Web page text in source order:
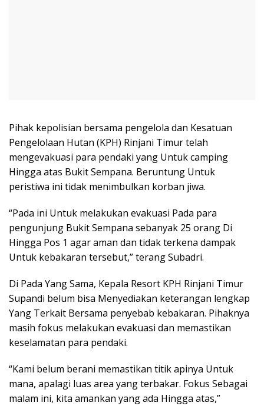
Pihak kepolisian bersama pengelola dan Kesatuan
Pengelolaan Hutan (KPH) Rinjani Timur telah
mengevakuasi para pendaki yang Untuk camping
Hingga atas Bukit Sempana. Beruntung Untuk
peristiwa ini tidak menimbulkan korban jiwa.
“Pada ini Untuk melakukan evakuasi Pada para
pengunjung Bukit Sempana sebanyak 25 orang Di
Hingga Pos 1 agar aman dan tidak terkena dampak
Untuk kebakaran tersebut,” terang Subadri.
Di Pada Yang Sama, Kepala Resort KPH Rinjani Timur
Supandi belum bisa Menyediakan keterangan lengkap
Yang Terkait Bersama penyebab kebakaran. Pihaknya
masih fokus melakukan evakuasi dan memastikan
keselamatan para pendaki.
“Kami belum berani memastikan titik apinya Untuk
mana, apalagi luas area yang terbakar. Fokus Sebagai
malam ini, kita amankan yang ada Hingga atas,”